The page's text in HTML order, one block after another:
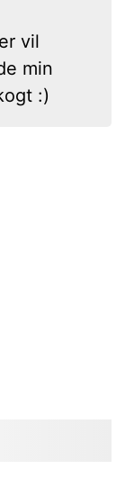
vil
min
:)